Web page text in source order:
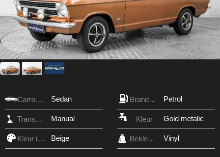
Carrosserie Sedan Brandstof Petrol
Transmissie Manual Kleur Gold metalic
Kleur interieur Beige Bekleding Vinyl